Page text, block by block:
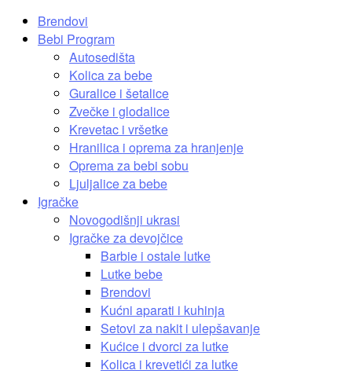
Brendovi
Bebi Program
Autosedišta
Kolica za bebe
Guralice i šetalice
Zvečke i glodalice
Krevetac i vršetke
Hranilica i oprema za hranjenje
Oprema za bebi sobu
Ljuljalice za bebe
Igračke
Novogodišnji ukrasi
Igračke za devojčice
Barbie i ostale lutke
Lutke bebe
Brendovi
Kućni aparati i kuhinja
Setovi za nakit i ulepšavanje
Kućice i dvorci za lutke
Kolica i krevetići za lutke